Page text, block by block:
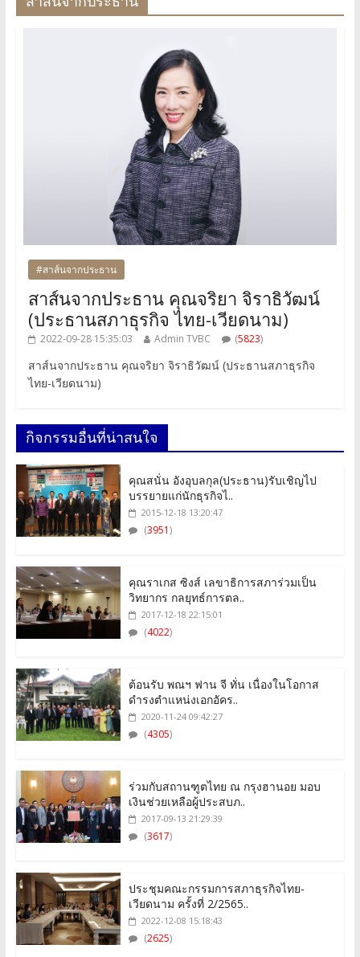
#สาส์นจากประธาน
สาส์นจากประธาน คุณจริยา จิราธิวัฒน์
(ประธานสภาธุรกิจ ไทย-เวียดนาม)
2022-09-28 15:35:03 Admin TVBC (5823)
สาส์นจากประธาน คุณจริยา จิราธิวัฒน์ (ประธานสภาธุรกิจ
ไทย-เวียดนาม)
กิจกรรมอื่นที่น่าสนใจ
คุณสนั่น อังอุบลกุล(ประธาน)รับเชิญไป
บรรยายแก่นักธุรกิจไ..
2015-12-18 13:20:47
(3951)
คุณราเกส ซิงส์ เลขาธิการสภาร่วมเป็น
วิทยากร กลยุทธ์การตล..
2017-12-18 22:15:01
(4022)
ต้อนรับ พณฯ ฟาน จี ทั่น เนื่องในโอกาส
ดำรงตำแหน่งเอกอัคร..
2020-11-24 09:42:27
(4305)
ร่วมกับสถานฑูตไทย ณ กรุงฮานอย มอบ
เงินช่วยเหลือผู้ประสบภ..
2017-09-13 21:29:39
(3617)
ประชุมคณะกรรมการสภาธุรกิจไทย-
เวียดนาม ครั้งที่ 2/2565..
2022-12-08 15:18:43
(2625)